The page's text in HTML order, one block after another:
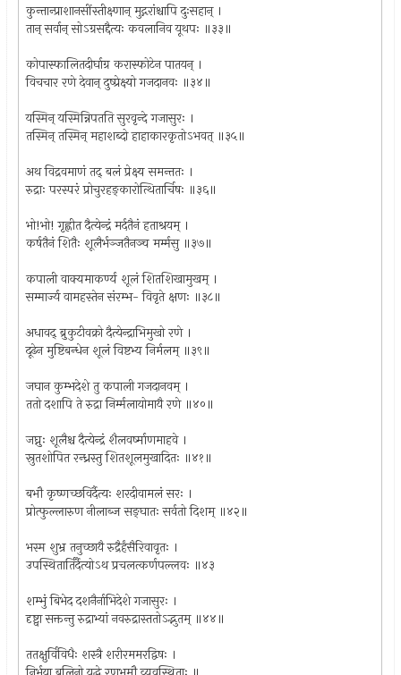
कुन्तान्प्राशानसींस्तीक्ष्णान् मुद्गरांश्चापि दुःसहान् ।
तान् सर्वान् सोऽग्रसद्दैत्यः कवलानिव यूथपः ॥३३॥
कोपास्फालितदीर्घाग्र करास्फोटेन पातयन् ।
विचचार रणे देवान् दुष्प्रेक्ष्यो गजदानवः ॥३४॥
यस्मिन् यस्मिन्निपतति सुरवृन्दे गजासुरः ।
तस्मिन् तस्मिन् महाशब्दो हाहाकारकृतोऽभवत् ॥३५॥
अथ विद्रवमाणं तद् बलं प्रेक्ष्य समन्ततः ।
रुद्राः परस्परं प्रोचुरहङ्कारोत्थितार्चिषः ॥३६॥
भो!भो! गृह्णीत दैत्येन्द्रं मर्दतैनं हताश्रयम् ।
कर्षतैनं शितैः शूलैर्भञ्जतैनञ्च मर्म्मसु ॥३७॥
कपाली वाक्यमाकर्ण्य शूलं शितशिखामुखम् ।
सम्मार्ज्य वामहस्तेन संरम्भ- विवृते क्षणः ॥३८॥
अधावद् ब्रुकुटीवक्रो दैत्येन्द्राभिमुखो रणे ।
दूढेन मुष्टिबन्धेन शूलं विष्टभ्य निर्मलम् ॥३९॥
जघान कुम्भदेशे तु कपाली गजदानवम् ।
ततो दशापि ते रुद्रा निर्म्मलायोमायै रणे ॥४०॥
जघ्नुः शूलैश्च दैत्येन्द्रं शैलवर्ष्माणमाहवे ।
स्रुतशोपित रन्ध्रस्तु शितशूलमुखादितः ॥४१॥
बभौ कृष्णच्छविर्दैत्यः शरदीवामलं सरः ।
प्रोत्फुल्लारुण नीलाब्ज सङ्घातः सर्वतो दिशम् ॥४२॥
भस्म शुभ्र तनुच्छायै रुद्रैर्हंसैरिवावृतः ।
उपस्थितार्तिर्दैत्योऽथ प्रचलत्कर्णपल्लवः ॥४३
शम्भुं बिभेद दशनैर्नाभिदेशे गजासुरः ।
दृष्ट्वा सक्तन्तु रुद्राभ्यां नवरुद्रास्ततोऽद्भुतम् ॥४४॥
ततक्षुर्विविधैः शस्त्रै शरीरममरद्विषः ।